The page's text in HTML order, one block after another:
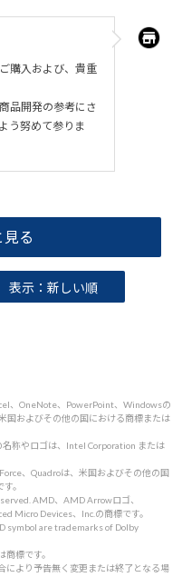
購入および、貴重
品開発の参考にさ
う努めて参りま
見る
表示：新しい順
、OneNote、PowerPoint、Windowsの
国およびその他の国における商標または
称やロゴは、Intel Corporation または
、Quadroは、米国およびその他の国
。
AMD、AMD Arrowロゴ、
Micro Devices、Inc.の商標です。
symbol are trademarks of Dolby
標です。
により予告無く変更または終了となる場